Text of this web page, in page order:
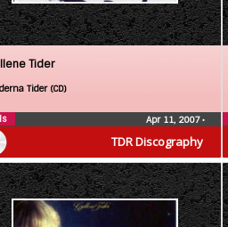
TDR Discography
Tider
Tider (CD)
Apr 11, 2007•